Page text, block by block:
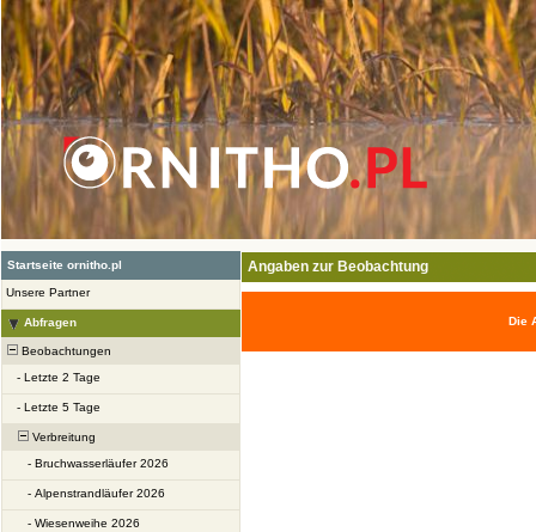
Startseite ornitho.pl
Unsere Partner
Abfragen
Beobachtungen
- Letzte 2 Tage
- Letzte 5 Tage
Verbreitung
- Bruchwasserläufer 2026
- Alpenstrandläufer 2026
- Wiesenweihe 2026
Angaben zur Beobachtung
Die